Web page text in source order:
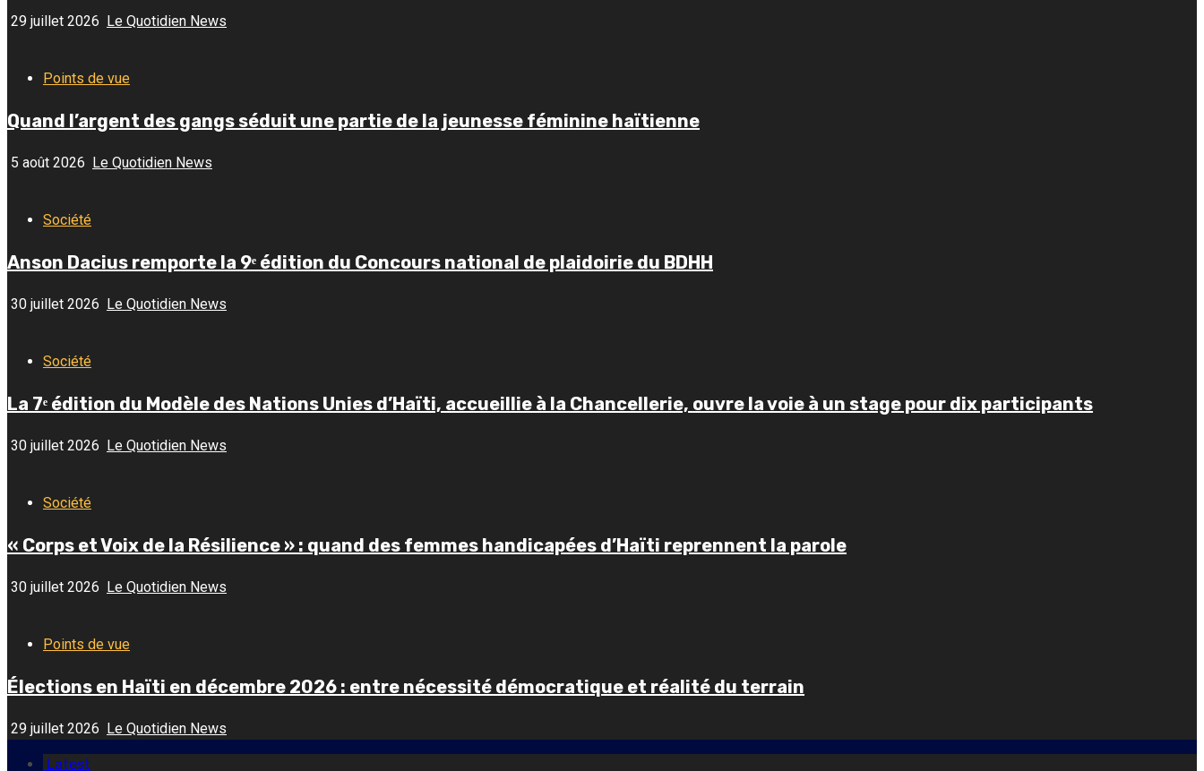
29 juillet 2026 Le Quotidien News
Points de vue
Quand l’argent des gangs séduit une partie de la jeunesse féminine haïtienne
5 août 2026 Le Quotidien News
Société
Anson Dacius remporte la 9ᵉ édition du Concours national de plaidoirie du BDHH
30 juillet 2026 Le Quotidien News
Société
La 7ᵉ édition du Modèle des Nations Unies d’Haïti, accueillie à la Chancellerie, ouvre la voie à un stage pour dix participants
30 juillet 2026 Le Quotidien News
Société
« Corps et Voix de la Résilience » : quand des femmes handicapées d’Haïti reprennent la parole
30 juillet 2026 Le Quotidien News
Points de vue
Élections en Haïti en décembre 2026 : entre nécessité démocratique et réalité du terrain
29 juillet 2026 Le Quotidien News
Latest